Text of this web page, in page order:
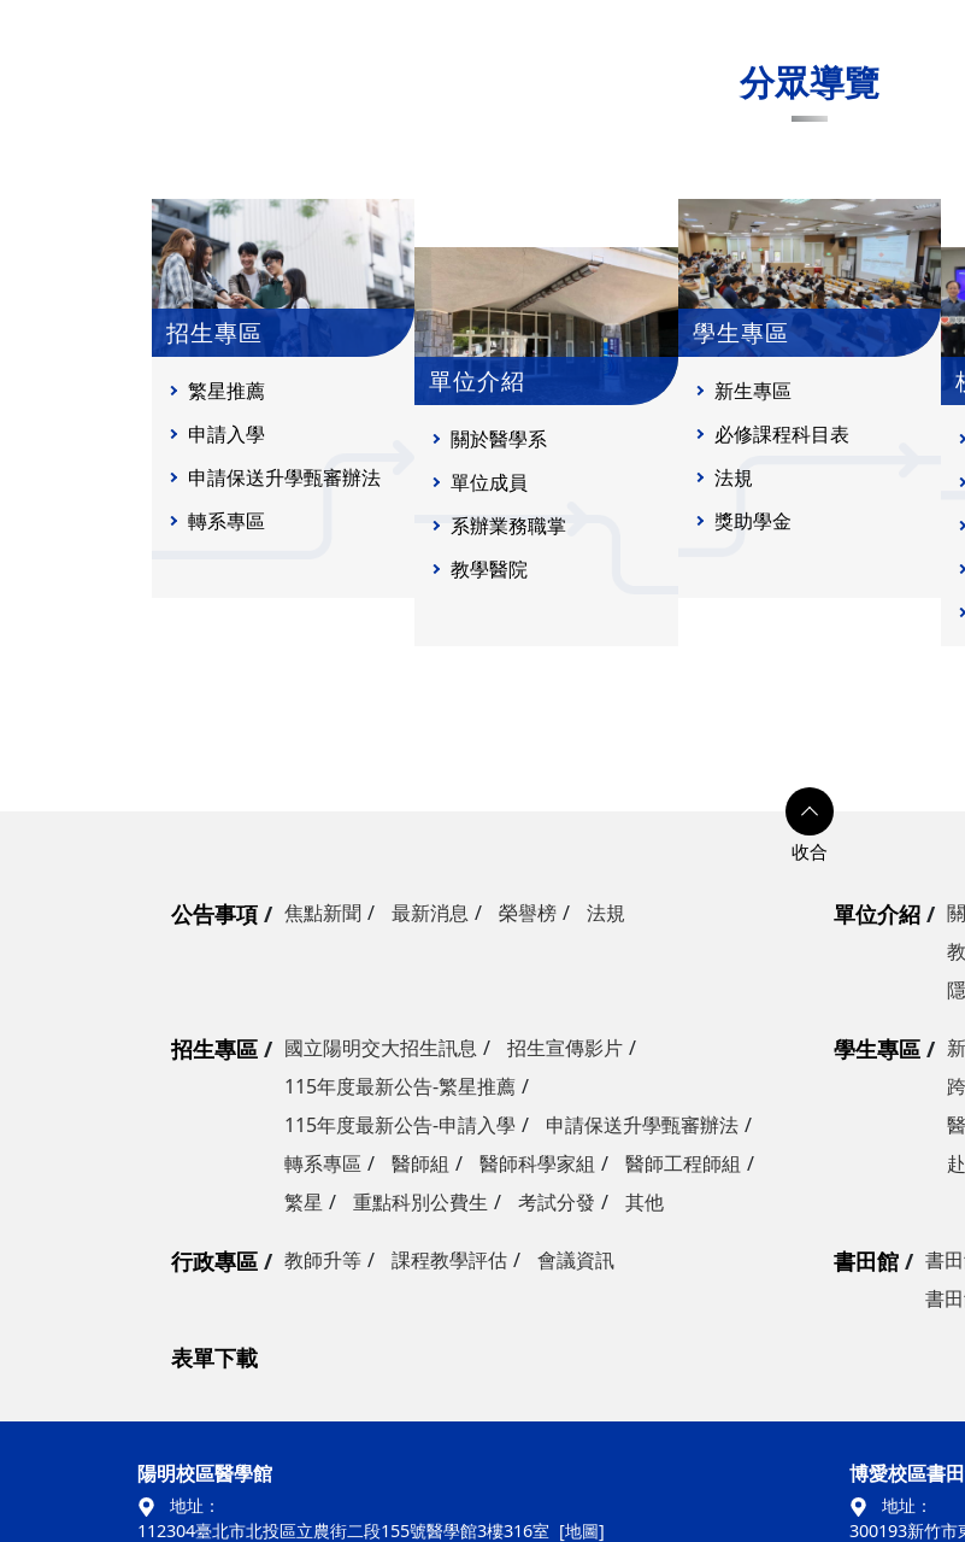
分眾導覽
招生專區
繁星推薦
申請入學
申請保送升學甄審辦法
轉系專區
單位介紹
關於醫學系
單位成員
系辦業務職掌
教學醫院
學生專區
新生專區
必修課程科目表
法規
獎助學金
公告事項 焦點新聞 最新消息 榮譽榜 法規 單位介紹
招生專區 國立陽明交大招生訊息
招生宣傳影片
115年度最新公告-繁星推薦
115年度最新公告-申請入學
申請保送升學甄審辦法
轉系專區
醫師組 醫師科學家組
醫師工程師組
繁星
重點科別公費生 考試分發 其他
學生專區
行政專區 教師升等 課程教學評估 會議資訊 書田館 書
書
表單下載
陽明校區醫學館
地址：
112304臺北市北投區立農街二段155號醫學館3樓316室 [地圖]
博愛校區書
地址：
300193新竹市